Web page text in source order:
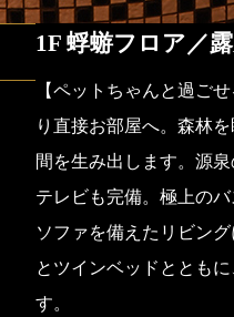
1F 蜉蝣フロア／
【ペットちゃんと過ご
り直接お部屋へ。森林
間を生み出します。源
テレビも完備。極上の
ソファを備えたリビン
とツインベッドととも
す。